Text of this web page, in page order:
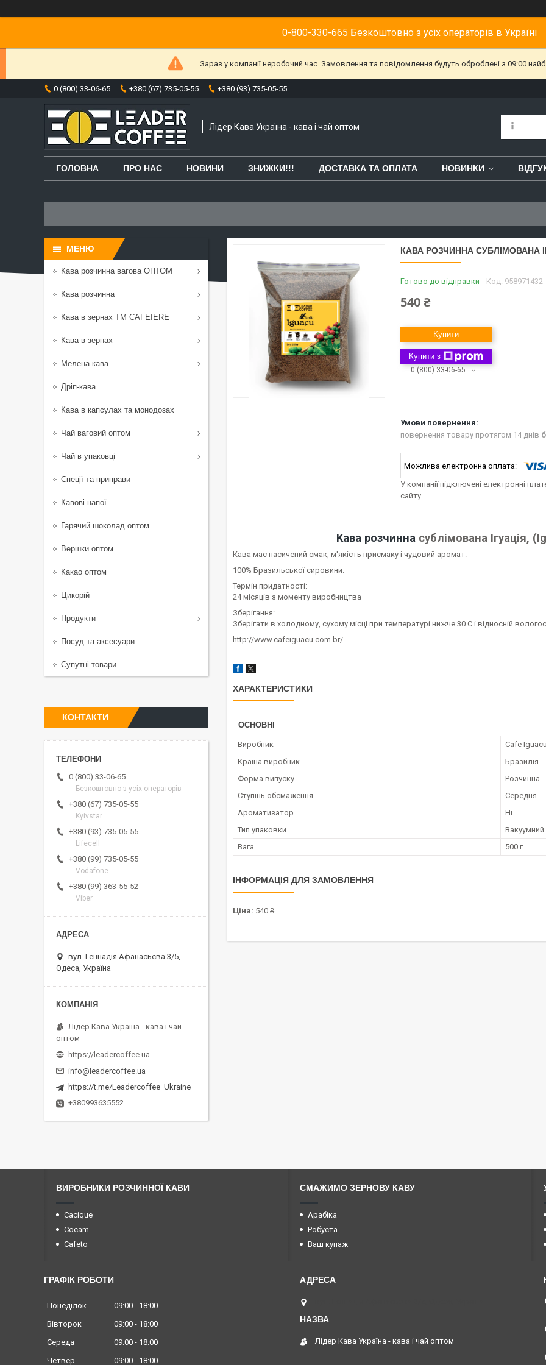
0-800-330-665 Безкоштовно з усіх операторів в Україні
Зараз у компанії неробочий час. Замовлення та повідомлення будуть оброблені з 09:00
0 (800) 33-06-65 +380 (67) 735-05-55 +380 (93) 735-05-55
Лідер Кава Україна - кава і чай оптом
ГОЛОВНА ПРО НАС НОВИНИ ЗНИЖКИ!!! ДОСТАВКА ТА ОПЛАТА НОВИНКИ
КАВА РОЗЧИННА СУБЛІМОВАНА
Готово до відправки Код: 958971432
540 ₴
Купити
Купити з
0 (800) 33-06-65
повернення товару протягом 14 днів
У компанії підключені електронні
сайту.
Кава розчинна сублімована Ігуація,
Кава має насичений смак, м'якість присмаку і чудовий аромат.
100% Бразильської сировини.
Термін придатності:
24 місяців з моменту виробництва
Зберігання:
Зберігати в холодному, сухому місці при температурі нижче 30 С і відносній
http://www.cafeiguacu.com.br/
ХАРАКТЕРИСТИКИ
ОСНОВНІ
Виробник
Cafe Iguacu
Країна виробник
Бразилія
Форма випуску
Розчинна
Ступінь обсмаження
Середня
Ароматизатор
Ні
Тип упаковки
Вакуумний
Вага
500 г
ІНФОРМАЦІЯ ДЛЯ ЗАМОВЛЕННЯ
Ціна: 540 ₴
Кава розчинна вагова ОПТОМ
Кава розчинна
Кава в зернах TM CAFEIERE
Кава в зернах
Мелена кава
Дріп-кава
Кава в капсулах та монодозах
Чай ваговий оптом
Чай в упаковці
Спеції та приправи
Кавові напої
Гарячий шоколад оптом
Вершки оптом
Какао оптом
Цикорій
Продукти
Посуд та аксесуари
Супутні товари
КОНТАКТИ
0 (800) 33-06-65
Безкоштовно з усіх операторів
+380 (67) 735-05-55
Kyivstar
+380 (93) 735-05-55
Lifecell
+380 (99) 735-05-55
Vodafone
+380 (99) 363-55-52
Viber
вул. Геннадія Афанасьєва 3/5,
Одеса, Україна
Лідер Кава Україна - кава і чай
оптом
https://leadercoffee.ua
info@leadercoffee.ua
https://t.me/Leadercoffee_Ukraine
+380993635552
ВИРОБНИКИ РОЗЧИННОЇ КАВИ
Cacique
Cocam
Cafeto
СМАЖИМО ЗЕРНОВУ КАВУ
Арабіка
Робуста
Ваш купаж
ГРАФІК РОБОТИ
Понеділок 09:00
18:00
Вівторок
09:00
18:00
Середа
09:00
18:00
Четвер
09:00 18:00
Лідер Кава Україна - кава і чай оптом